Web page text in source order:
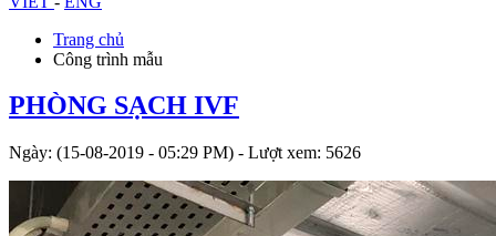
Trang chủ
Công trình mẫu
PHÒNG SẠCH IVF
Ngày: (15-08-2019 - 05:29 PM) - Lượt xem: 5626